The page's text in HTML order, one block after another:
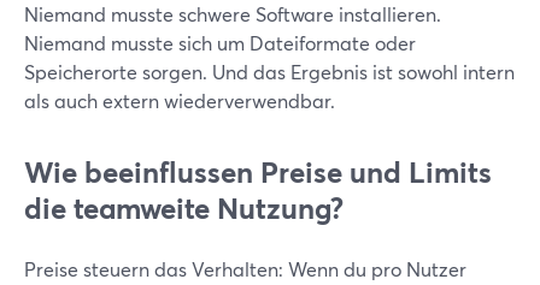
Niemand musste schwere Software installieren.
Niemand musste sich um Dateiformate oder
Speicherorte sorgen. Und das Ergebnis ist sowohl intern
als auch extern wiederverwendbar.
Wie beeinflussen Preise und Limits
die teamweite Nutzung?
Preise steuern das Verhalten: Wenn du pro Nutzer